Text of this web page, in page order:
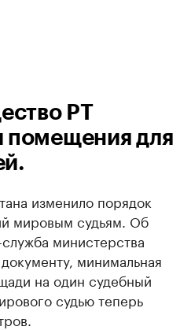
РТ
помещения для
изменило порядок
мировым судьям. Об
министерства
минимальная
на один судебный
судью теперь